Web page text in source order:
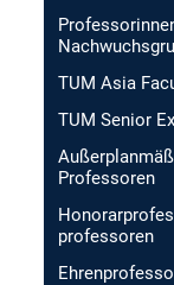
TUM Asia
TUM Senior
Professoren
professoren